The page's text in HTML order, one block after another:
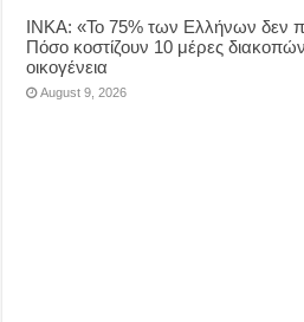
ΙΝΚΑ: «Το 75% των Ελλήνων δεν
Πόσο κοστίζουν 10 μέρες
οικογένεια
August 9, 2026